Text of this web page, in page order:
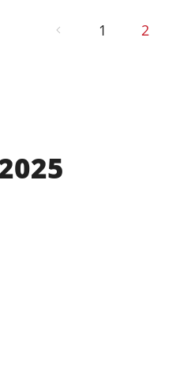
1 2